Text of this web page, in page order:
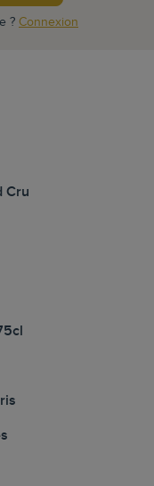
? Connexion
Cru